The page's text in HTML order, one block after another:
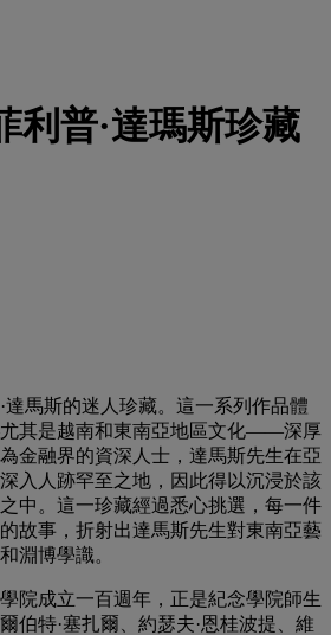
利普·達瑪斯珍藏
達馬斯的迷人珍藏。這一系列作品體
其是越南和東南亞地區文化——深厚
金融界的資深人士，達馬斯先生在亞
入人跡罕至之地，因此得以沉浸於該
中。這一珍藏經過悉心挑選，每一件
故事，折射出達馬斯先生對東南亞藝
淵博學識。
院成立一百週年，正是紀念學院師生
伯特·塞扎爾、約瑟夫·恩桂波提、維